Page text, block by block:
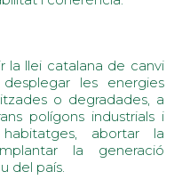
la llei catalana de canvi
les energies
o degradades, a
polígons industrials i
abortar la
la generació
del país.